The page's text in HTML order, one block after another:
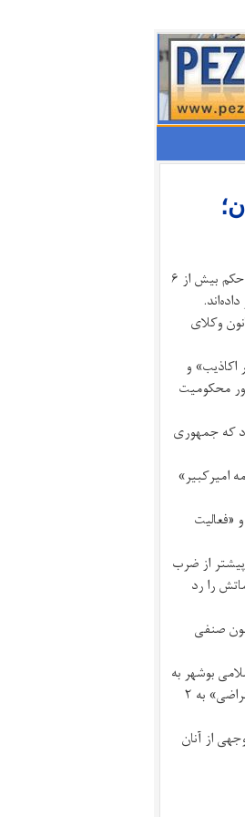
منابع حقوق بشری و صنفی از احضار مهدی شکیبافر، وکیل دادگستری، برای تحمل حبس، همزمان با تائید حکم بیش از ۶
و عضو کانون وکلای
اکاذیب» و
محکومیت
که جمهوری
امیرکبیر»
«فعالیت
از ضرب
را رد
صنفی
بوشهر به
اتهام «اقدام علیه امنیت از طریق فعالیت در تشکل کانون صنفی معلمان استان بوشهر» و «برگزاری تجمع اعتراضی» به ۲
از آنان